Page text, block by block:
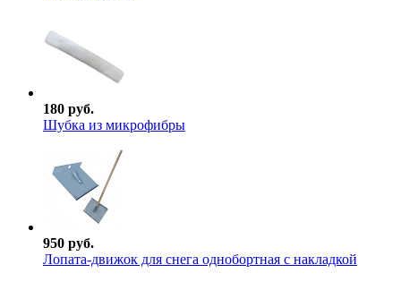
180 руб.
Шубка из микрофибры
950 руб.
Лопата-движок для снега однобортная с накладкой